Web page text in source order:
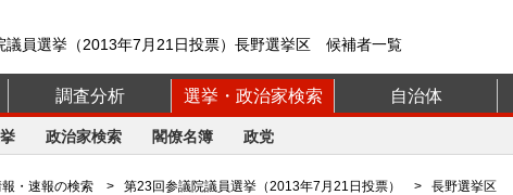
議員選挙（2013年7月21日投票）長野選挙区 候補者一覧
調査分析 選挙・政治家検索 自治体
政治家検索 閣僚名簿 政党
・速報の検索 > 第23回参議院議員選挙（2013年7月21日投票） > 長野選挙区